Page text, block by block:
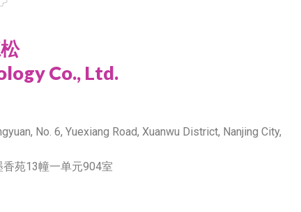
Co., Ltd.
No. 6, Yuexiang Road, Xuanwu District, Nanjing City,
苑13幢一单元904室